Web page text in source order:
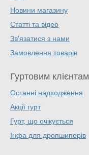
Новини магазину
Статті та відео
Зв'язатися з нами
Замовлення товарів
Гуртовим клієнтам
Останні надходження
Акції гурт
Гурт, що очікується
Інфа для дропшиперів